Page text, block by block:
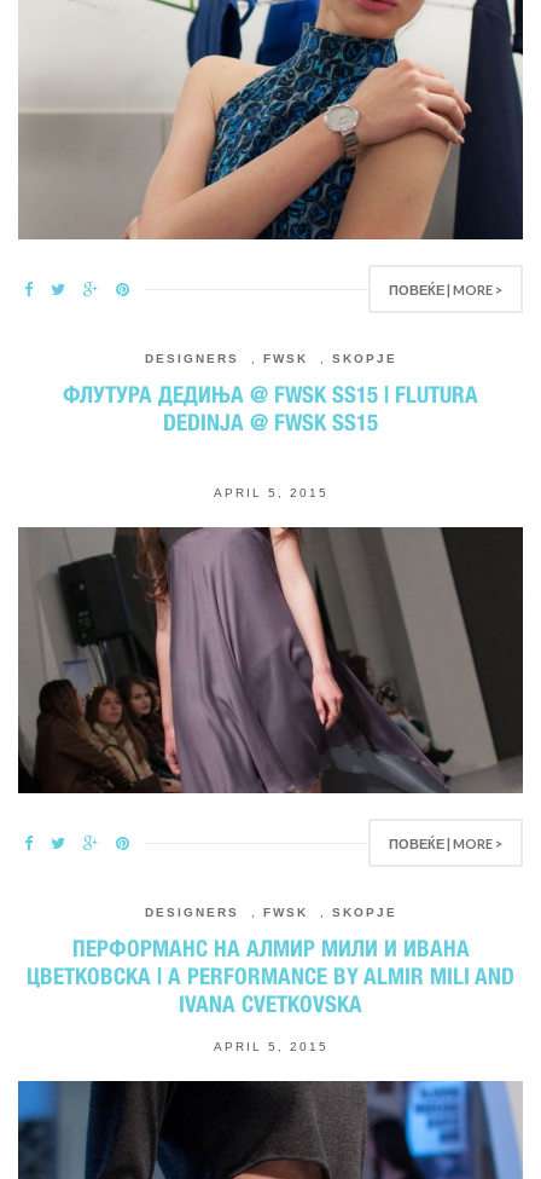
ПОВЕЌЕ | MORE >
DESIGNERS FWSK SKOPJE
ФЛУТУРА ДЕДИЊА @ FWSK SS15 | FLUTURA
DEDINJA @ FWSK SS15
APRIL 5, 2015
ПОВЕЌЕ | MORE >
DESIGNERS FWSK SKOPJE
ПЕРФОРМАНС НА АЛМИР МИЛИ И ИВАНА
ЦВЕТКОВСКА | А PERFORMANCE BY ALMIR MILI AND
IVANA CVETKOVSKA
APRIL 5, 2015